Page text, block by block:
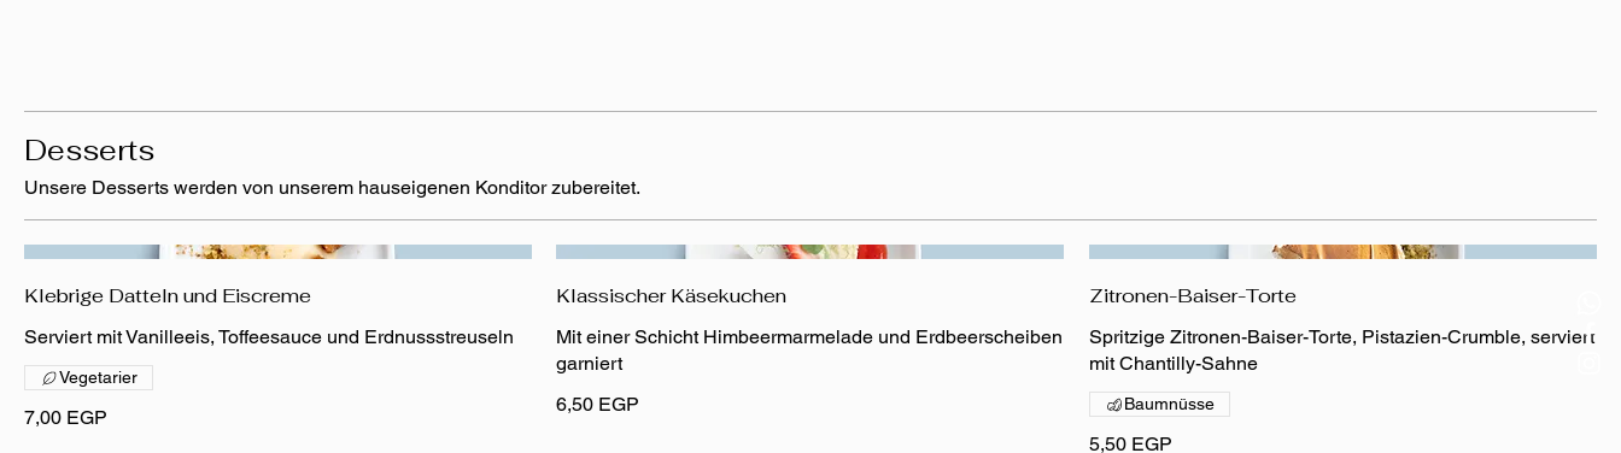
Desserts
Unsere Desserts werden von unserem hauseigenen Konditor zubereitet.
Klebrige Datteln und Eiscreme
Serviert mit Vanilleeis, Toffeesauce und Erdnussstreuseln
7,00 EGP
Vegetarier
Klassischer Käsekuchen
Mit einer Schicht Himbeermarmelade und Erdbeerscheiben
garniert
6,50 EGP
Zitronen-Baiser-Torte
Spritzige Zitronen-Baiser-Torte, Pistazien-Crumble, serviert
mit Chantilly-Sahne
5,50 EGP
Baumnüsse